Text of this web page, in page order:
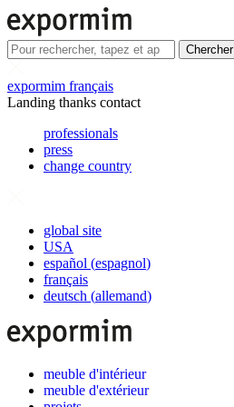
Chercher
expormim français
Landing thanks contact
professionals
press
change country
global site
USA
español (espagnol)
français
deutsch (allemand)
meuble d'intérieur
meuble d'extérieur